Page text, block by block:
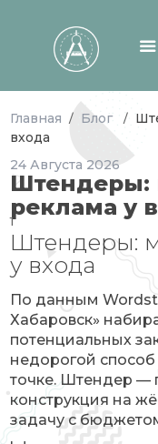
Главная / Блог /
входа
24 Августа 2026
Штендеры:
реклама у
1
Штендеры:
у входа
По данным
Хабаровск»
потенциальных
недорогой
точке. Штендер —
конструкция на
задачу с